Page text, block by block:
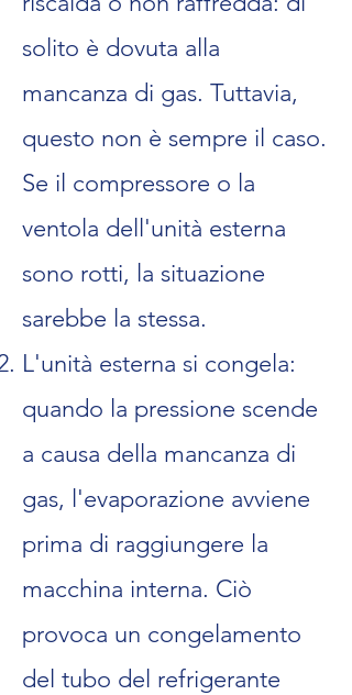
solito è dovuta alla
mancanza di gas. Tuttavia,
questo non è sempre il caso.
Se il compressore o la
ventola dell'unità esterna
sono rotti, la situazione
sarebbe la stessa.
L'unità esterna si congela:
quando la pressione scende
a causa della mancanza di
gas, l'evaporazione avviene
prima di raggiungere la
macchina interna. Ciò
provoca un congelamento
del tubo del refrigerante